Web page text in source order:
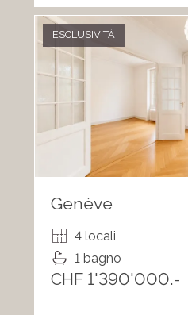
ESCLUSIVITÀ
Genève
4 locali
1 bagno
CHF 1'390'000.-